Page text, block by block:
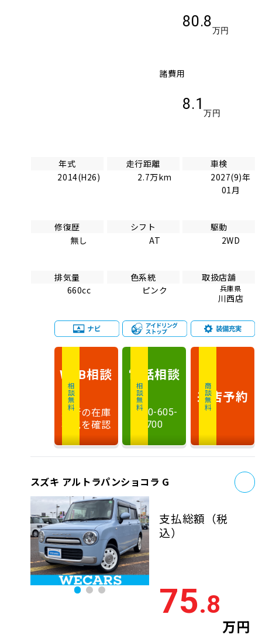
80.8
万円
諸費用
8.1
万円
年式
2014(H26)
走行距離
2.7万km
車検
2027(9)年
01月
修復歴
無し
シフト
AT
駆動
2WD
排気量
660cc
色系統
ピンク
取扱店舗
兵庫県
川西店
相談無料
WEB相談
最新の在庫
状況を確認
相談無料
電話相談
0120-605-
700
商談無料
来店予約
スズキ アルトラパンショコラ G
支払総額 （税
込）
75.8
万円